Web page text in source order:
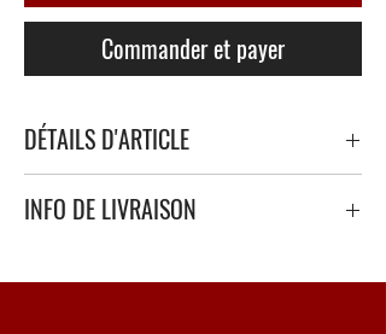
Commander et payer
DÉTAILS D'ARTICLE
INFO DE LIVRAISON
polystyrène.